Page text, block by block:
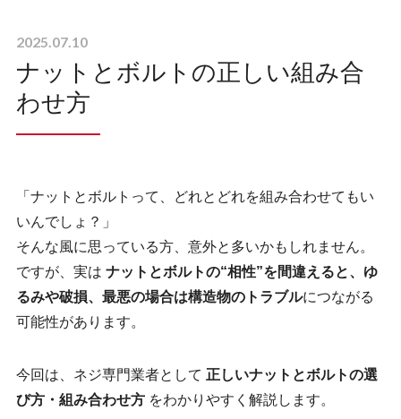
採用情報
お問い合わせ
プライバシポリシー
サイトマップ
2025.07.10
ナットとボルトの正しい組み合
わせ方
「ナットとボルトって、どれとどれを組み合わせてもい
いんでしょ？」
そんな風に思っている方、意外と多いかもしれません。
ですが、実は ナットとボルトの“相性”を間違えると、ゆ
るみや破損、最悪の場合は構造物のトラブルにつながる
可能性があります。
今回は、ネジ専門業者として 正しいナットとボルトの選
び方・組み合わせ方をわかりやすく解説します。